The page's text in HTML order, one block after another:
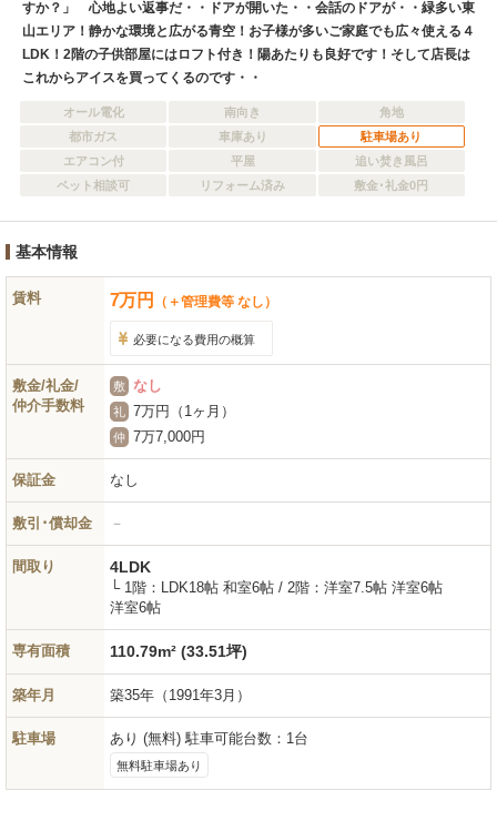
すか？」 心地よい返事だ・・ドアが開いた・・会話のドアが・・緑多い東
山エリア！静かな環境と広がる青空！お子様が多いご家庭でも広々使える４
LDK！2階の子供部屋にはロフト付き！陽あたりも良好です！そして店長は
これからアイスを買ってくるのです・・
オール電化 南向き
角地
都市ガス
車庫あり
駐車場あり
エアコン付
平屋
追い焚き風呂
ペット相談可
リフォーム済み 敷金･礼金0円
基本情報
賃料 7万円 （＋管理費等 なし）
必要になる費用の概算
敷金/礼金/
仲介手数料
敷 なし
礼 7万円（1ヶ月）
仲 7万7,000円
保証金 なし
敷引･償却金 －
間取り 4LDK
└ 1階：LDK18帖 和室6帖 / 2階：洋室7.5帖 洋室6帖
洋室6帖
専有面積 110.79m² (33.51坪)
築年月 築35年 （1991年3月）
駐車場 あり (無料) 駐車可能台数：1台
無料駐車場あり